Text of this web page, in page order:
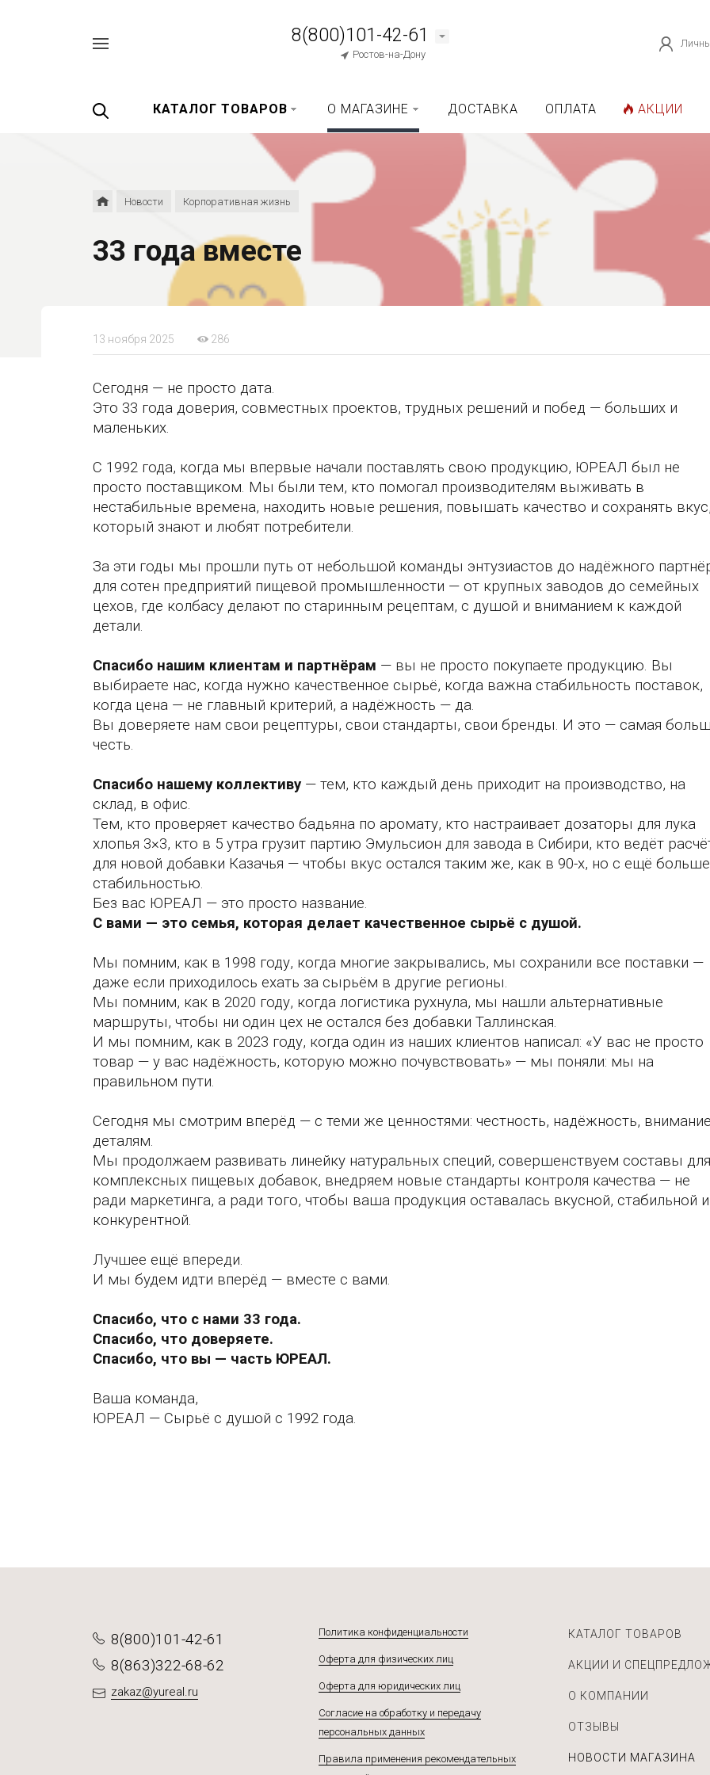
8(800)101-42-61
Ростов-на-Дону
КАТАЛОГ ТОВАРОВ О МАГАЗИНЕ ДОСТАВКА ОПЛАТА АКЦИИ
Новости Корпоративная жизнь
33 года вместе
13 ноября 2025 286
Сегодня — не просто дата.
Это 33 года доверия, совместных проектов, трудных решений и побед — больших и
маленьких.
С 1992 года, когда мы впервые начали поставлять свою продукцию, ЮРЕАЛ был не
просто поставщиком. Мы были тем, кто помогал производителям выживать в
нестабильные времена, находить новые решения, повышать качество и сохранять
который знают и любят потребители.
За эти годы мы прошли путь от небольшой команды энтузиастов до надёжного
для сотен предприятий пищевой промышленности — от крупных заводов до семейных
цехов, где колбасу делают по старинным рецептам, с душой и вниманием к каждой
детали.
Спасибо нашим клиентам и партнёрам — вы не просто покупаете продукцию. Вы
выбираете нас, когда нужно качественное сырьё, когда важна стабильность поставок,
когда цена — не главный критерий, а надёжность — да.
Вы доверяете нам свои рецептуры, свои стандарты, свои бренды. И это — самая
честь.
Спасибо нашему коллективу— тем, кто каждый день приходит на производство, на
склад, в офис.
Тем, кто проверяет качество бадьяна по аромату, кто настраивает дозаторы для лука
хлопья 3×3, кто в 5 утра грузит партию Эмульсион для завода в Сибири, кто ведёт
для новой добавки Казачья — чтобы вкус остался таким же, как в 90-х, но с ещё
стабильностью.
Без вас ЮРЕАЛ — это просто название.
С вами — это семья, которая делает качественное сырьё с душой.
Мы помним, как в 1998 году, когда многие закрывались, мы сохранили все поставки —
даже если приходилось ехать за сырьём в другие регионы.
Мы помним, как в 2020 году, когда логистика рухнула, мы нашли альтернативные
маршруты, чтобы ни один цех не остался без добавки Таллинская.
И мы помним, как в 2023 году, когда один из наших клиентов написал: «У вас не просто
товар — у вас надёжность, которую можно почувствовать» — мы поняли: мы на
правильном пути.
Сегодня мы смотрим вперёд — с теми же ценностями: честность, надёжность,
деталям.
Мы продолжаем развивать линейку натуральных специй, совершенствуем составы для
комплексных пищевых добавок, внедряем новые стандарты контроля качества — не
ради маркетинга, а ради того, чтобы ваша продукция оставалась вкусной, стабильной и
конкурентной.
Лучшее ещё впереди.
И мы будем идти вперёд — вместе с вами.
Спасибо, что с нами 33 года.
Спасибо, что доверяете.
Спасибо, что вы — часть ЮРЕАЛ.
Ваша команда,
ЮРЕАЛ — Сырьё с душой с 1992 года.
8(800)101-42-61
8(863)322-68-62
zakaz@yureal.ru
Политика конфиденциальности
Оферта для физических лиц
Оферта для юридических лиц
Согласие на обработку и передачу
персональных данных
Правила применения рекомендательных
КАТАЛОГ ТОВАРОВ
АКЦИИ И
О КОМПАНИИ
ОТЗЫВЫ
НОВОСТИ МАГАЗИНА